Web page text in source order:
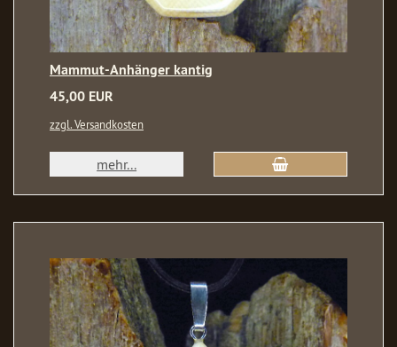
Mammut-Anhänger kantig
45,00 EUR
zzgl. Versandkosten
mehr...